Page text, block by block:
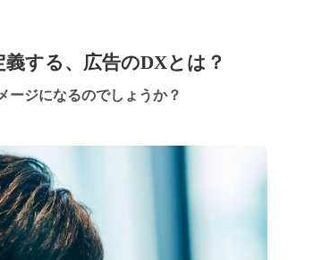
する、広告のDXとは？
ジになるのでしょうか？